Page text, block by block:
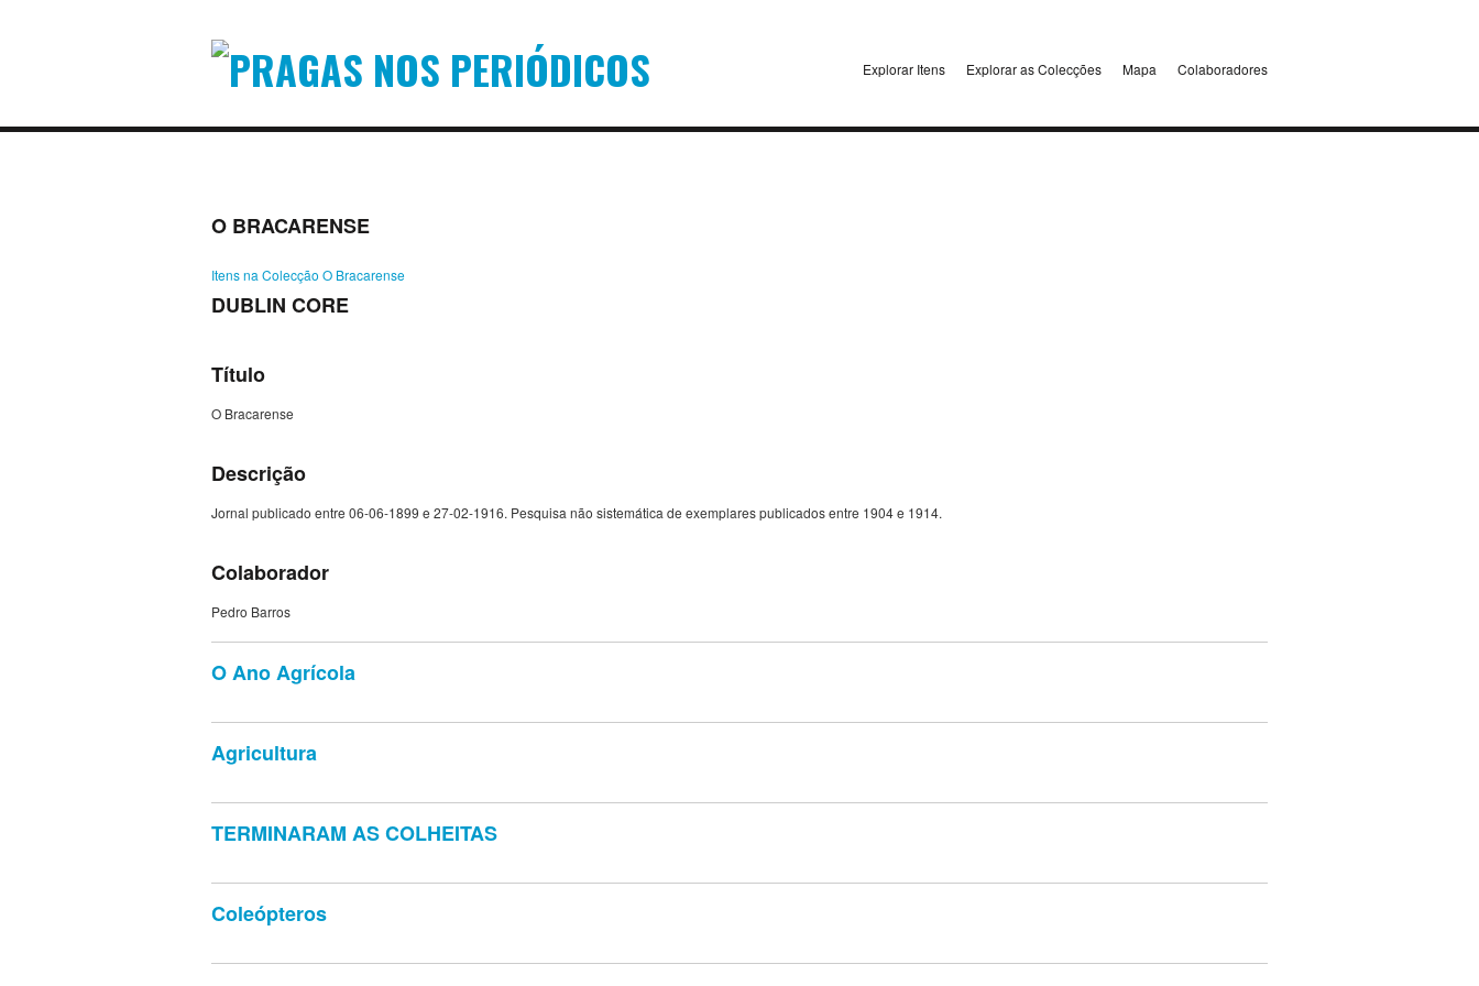
Explorar Itens Explorar as Colecções Mapa Colaboradores
O BRACARENSE
Itens na Colecção O Bracarense
DUBLIN CORE
Título
O Bracarense
Descrição
Jornal publicado entre 06-06-1899 e 27-02-1916. Pesquisa não sistemática de exemplares publicados entre 1904 e 1914.
Colaborador
Pedro Barros
O Ano Agrícola
Agricultura
TERMINARAM AS COLHEITAS
Coleópteros